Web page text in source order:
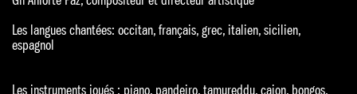
Les langues chantées: occitan, français, grec, italien, sicilien,
espagnol
Les instruments joués : piano, pandeiro, tamureddu, cajon, bongos,